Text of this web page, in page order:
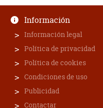
Información
Información legal
Política de privacidad
Política de cookies
Condiciones de uso
Publicidad
Contactar